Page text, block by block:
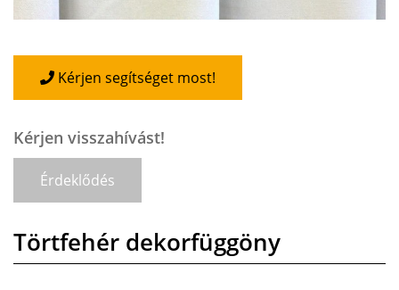
Kérjen segítséget most!
Kérjen visszahívást!
Érdeklődés
Törtfehér dekorfüggöny